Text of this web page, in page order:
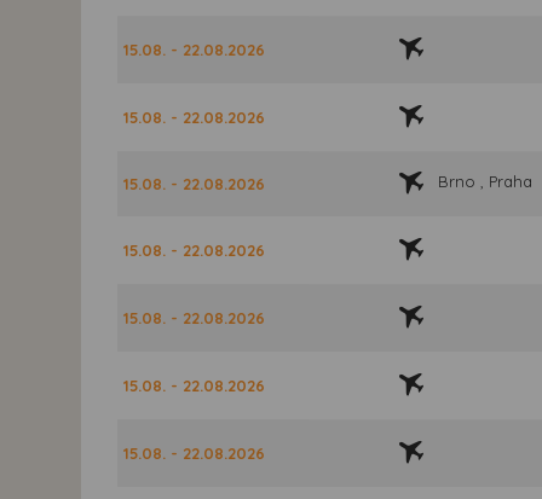
15.08. - 22.08.2026
15.08. - 22.08.2026
15.08. - 22.08.2026 Brno , Praha
15.08. - 22.08.2026
15.08. - 22.08.2026
15.08. - 22.08.2026
15.08. - 22.08.2026